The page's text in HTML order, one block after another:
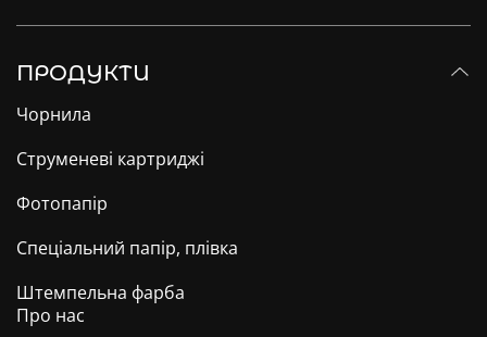
ПРОДУКТИ
Чорнила
Струменеві картриджі
Фотопапір
Спеціальний папір, плівка
Штемпельна фарба
Про нас